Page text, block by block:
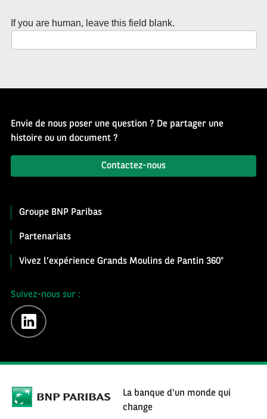
If you are human, leave this field blank.
Envie de nous poser une question ? De partager une
histoire ou un document ?
Contactez-nous
Groupe BNP Paribas
Partenariats
Vivez l’expérience Grands Moulins de Pantin 360°
Suivez-nous sur :
linkedin
La banque d'un monde qui
change